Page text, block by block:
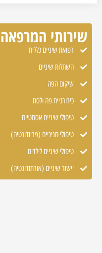
שירותי המרפאה
רפואת שיניים כללית
השתלות שיניים
שיקום הפה
כירורגיית פה ולסת
טיפולי שיניים אסתטיים
טיפולי חניכיים (פריודונטיה)
טיפולי שיניים לילדים
יישור שיניים (אורתודונטיה)